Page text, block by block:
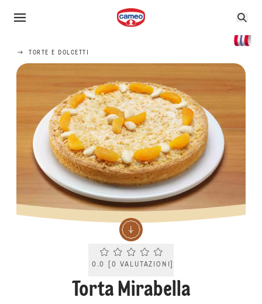
TORTE E DOLCETTI
Current rating 0.0. Click to rate.
0.0 0 VALUTAZIONI
Torta Mirabella